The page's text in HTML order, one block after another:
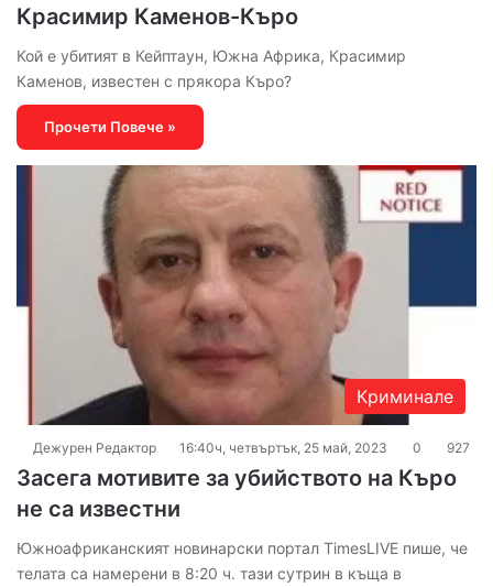
Красимир Каменов-Къро
Кой е убитият в Кейптаун, Южна Африка, Красимир
Каменов, известен с прякора Къро?
Прочети Повече »
Криминале
Дежурен Редактор 16:40ч, четвъртък, 25 май, 2023 0 927
Засега мотивите за убийството на Къро
не са известни
Южноафриканският новинарски портал TimesLIVE пише, че
телата са намерени в 8:20 ч. тази сутрин в къща в